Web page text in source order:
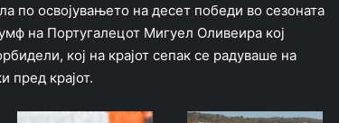
по освојувањето на десет победи во сезоната
на Португалецот Мигуел Оливеира кој
кој на крајот сепак се радуваше на
пред крајот.